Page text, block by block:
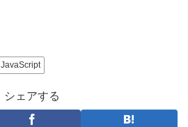
JavaScript
シェアする